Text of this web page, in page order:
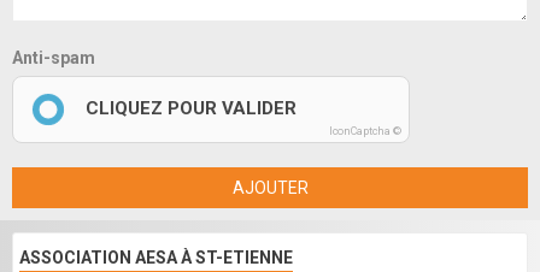
Anti-spam
CLIQUEZ POUR VALIDER
IconCaptcha ©
AJOUTER
ASSOCIATION AESA À ST-ETIENNE